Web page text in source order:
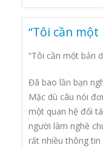
“Tôi cần
“Tôi cần một bản
Đã bao lần bạn
Mặc dù câu nói
một quan hệ đối
người làm nghề
rất nhiều thông